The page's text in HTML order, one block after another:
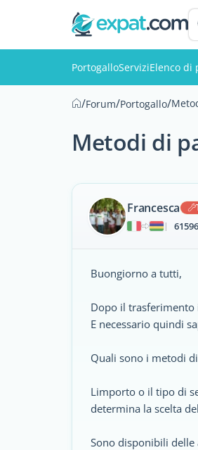
PortogalloServiziElenco di
/Forum/Portogallo/
Metodi di
Francesca
|
61596
Buongiorno a tutti,
Dopo il trasferimento
E necessario quindi
Quali sono i metodi
Limporto o il tipo di
determina la scelta
Sono disponibili